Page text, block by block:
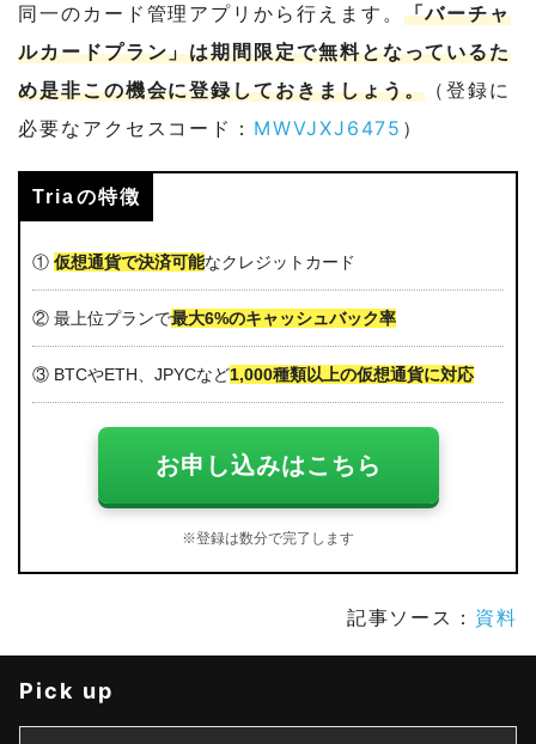
同一のカード管理アプリから行えます。 「バーチャ
ルカードプラン」は期間限定で無料となっているた
め是非この機会に登録しておきましょう。 （登録に
必要なアクセスコード： MWVJXJ6475 ）
Triaの特徴
① 仮想通貨で決済可能なクレジットカード
② 最上位プランで最大6%のキャッシュバック率
③ BTCやETH、JPYCなど1,000種類以上の仮想通貨に対応
お申し込みはこちら
※登録は数分で完了します
記事ソース： 資料
Pick up